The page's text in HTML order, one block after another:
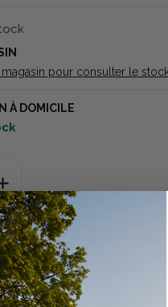
magasin pour consulter le
À DOMICILE